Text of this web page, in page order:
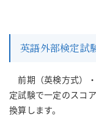
英語外部検定試
前期（英検方式）
定試験で一定のスコ
換算します。